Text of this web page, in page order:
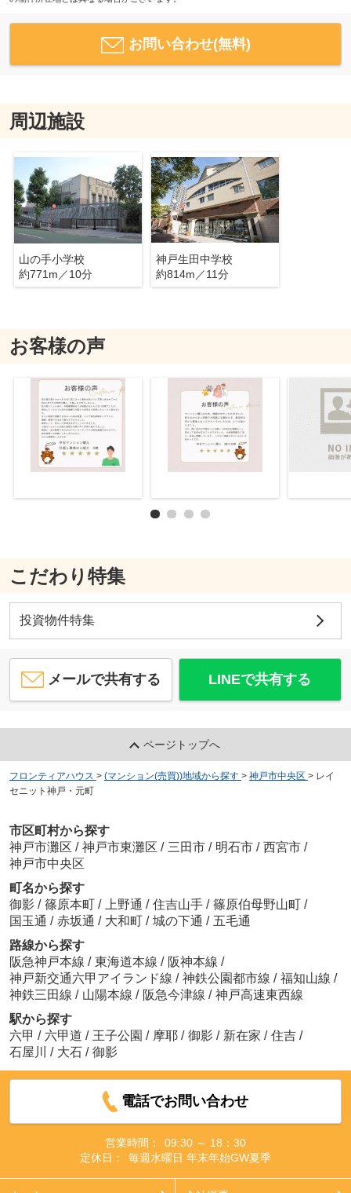
お問い合わせ(無料)
周辺施設
山の手小学校
約771m／10分
神戸生田中学校
約814m／11分
お客様の声
こだわり特集
投資物件特集
メールで共有する LINEで共有する
ページトップへ
フロンティアハウス > (マンション(売買))地域から探す > 神戸市中央区 > レイ
セニット神戸・元町
市区町村から探す
神戸市灘区 / 神戸市東灘区 / 三田市 / 明石市 / 西宮市 /
神戸市中央区
町名から探す
御影 / 篠原本町 / 上野通 / 住吉山手 / 篠原伯母野山町 /
国玉通 / 赤坂通 / 大和町 / 城の下通 / 五毛通
路線から探す
阪急神戸本線 / 東海道本線 / 阪神本線 /
神戸新交通六甲アイランド線 / 神鉄公園都市線 / 福知山線 /
神鉄三田線 / 山陽本線 / 阪急今津線 / 神戸高速東西線
駅から探す
六甲 / 六甲道 / 王子公園 / 摩耶 / 御影 / 新在家 / 住吉 /
石屋川
/ 大石 / 御影
電話でお問い合わせ
営業時間：
09:30 ～ 18：30
定休日：
毎週水曜日 年末年始GW夏季